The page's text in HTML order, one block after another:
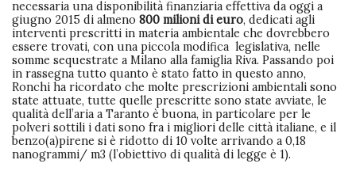
necessaria una disponibilità finanziaria effettiva da oggi a
giugno 2015 di almeno 800 milioni di euro, dedicati agli
interventi prescritti in materia ambientale che dovrebbero
essere trovati, con una piccola modifica legislativa, nelle
somme sequestrate a Milano alla famiglia Riva. Passando poi
in rassegna tutto quanto è stato fatto in questo anno,
Ronchi ha ricordato che molte prescrizioni ambientali sono
state attuate, tutte quelle prescritte sono state avviate, le
qualità dell’aria a Taranto è buona, in particolare per le
polveri sottili i dati sono fra i migliori delle città italiane, e il
benzo(a)pirene si è ridotto di 10 volte arrivando a 0,18
nanogrammi/ m3 (l’obiettivo di qualità di legge è 1).